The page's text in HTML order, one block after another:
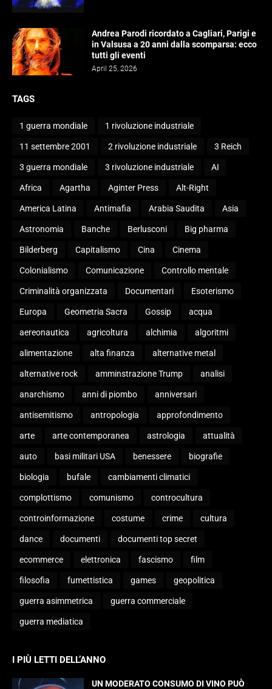
Andrea Parodi ricordato a Cagliari, Parigi e
in Valsusa a 20 anni dalla scomparsa: ecco
tutti gli eventi
April 25, 2026
TAGS
1 guerra mondiale 1 rivoluzione industriale
11 settembre 2001 2 rivoluzione industriale 3 Reich
3 guerra mondiale 3 rivoluzione industriale AI
Africa Agartha Aginter Press Alt-Right
America Latina Antimafia Arabia Saudita Asia
Astronomia Banche Berlusconi Big pharma
Bilderberg Capitalismo Cina Cinema
Colonialismo Comunicazione Controllo mentale
Criminalità organizzata Documentari Esoterismo
Europa Geometria Sacra Gossip acqua
aereonautica agricoltura alchimia algoritmi
alimentazione alta finanza alternative metal
alternative rock amminstrazione Trump analisi
anarchismo anni di piombo anniversari
antisemitismo antropologia approfondimento
arte arte contemporanea astrologia attualità
auto basi militari USA benessere biografie
biologia bufale cambiamenti climatici
complottismo comunismo controcultura
controinformazione costume crime cultura
dance documenti documenti top secret
ecommerce elettronica fascismo film
filosofia fumettistica games geopolitica
guerra asimmetrica guerra commerciale
guerra mediatica
I PIÙ LETTI DELL’ANNO
UN MODERATO CONSUMO DI VINO PUÒ